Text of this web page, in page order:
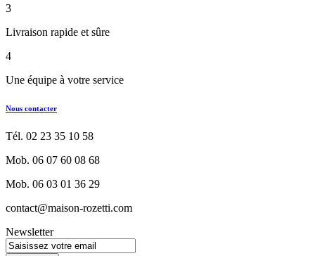
3
Livraison rapide et sûre
4
Une équipe à votre service
Nous contacter
Tél. 02 23 35 10 58
Mob. 06 07 60 08 68
Mob. 06 03 01 36 29
contact@maison-rozetti.com
Newsletter